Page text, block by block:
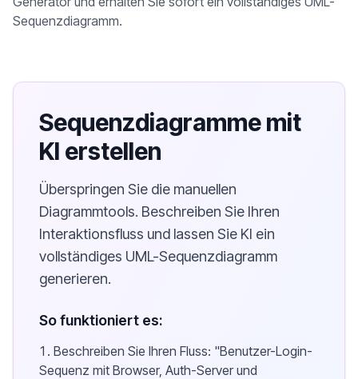
Sequenzdiagramm.
Sequenzdiagramme mit
KI erstellen
Überspringen Sie die manuellen
Diagrammtools. Beschreiben Sie Ihren
Interaktionsfluss und lassen Sie KI ein
vollständiges UML-Sequenzdiagramm
generieren.
So funktioniert es:
Beschreiben Sie Ihren Fluss: "Benutzer-Login-
Sequenz mit Browser, Auth-Server und